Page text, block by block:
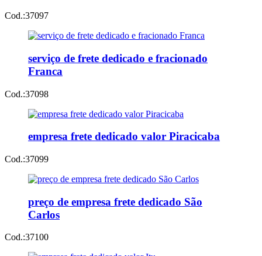
Cod.:37097
serviço de frete dedicado e fracionado
Franca
Cod.:37098
empresa frete dedicado valor Piracicaba
Cod.:37099
preço de empresa frete dedicado São
Carlos
Cod.:37100